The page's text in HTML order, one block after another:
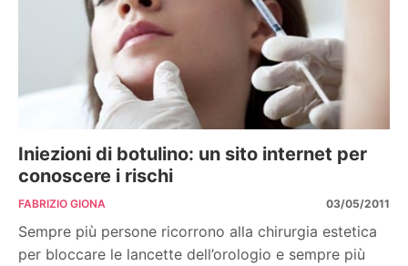
Iniezioni di botulino: un sito internet per
conoscere i rischi
FABRIZIO GIONA 03/05/2011
Sempre più persone ricorrono alla chirurgia estetica
per bloccare le lancette dell’orologio e sempre più